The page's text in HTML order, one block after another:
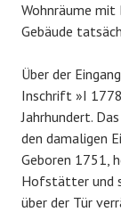
Wohnräume mit
Gebäude
Über der
Inschrift »I
Jahrhundert.
den damaligen
Geboren 1751,
Hofstätter und
über der Tür